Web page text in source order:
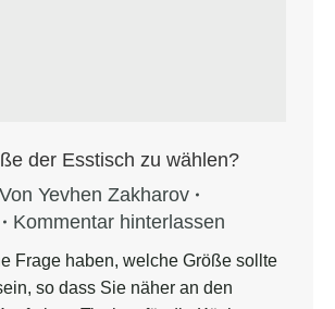
der Esstisch zu wählen?
Von Yevhen Zakharov
Kommentar hinterlassen
Frage haben, welche Größe sollte
so dass Sie näher an den